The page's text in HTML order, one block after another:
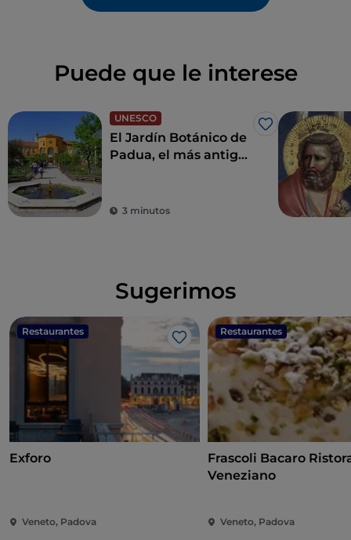
Puede que le interese
UNESCO
Me gusta
El Jardín Botánico de
Padua, el más antiguo
3 minutos
Sugerimos
Restaurantes
Me gusta
Exforo
Veneto, Padova
Restaurantes
Frascoli Bacaro
Veneziano
Veneto, Padova